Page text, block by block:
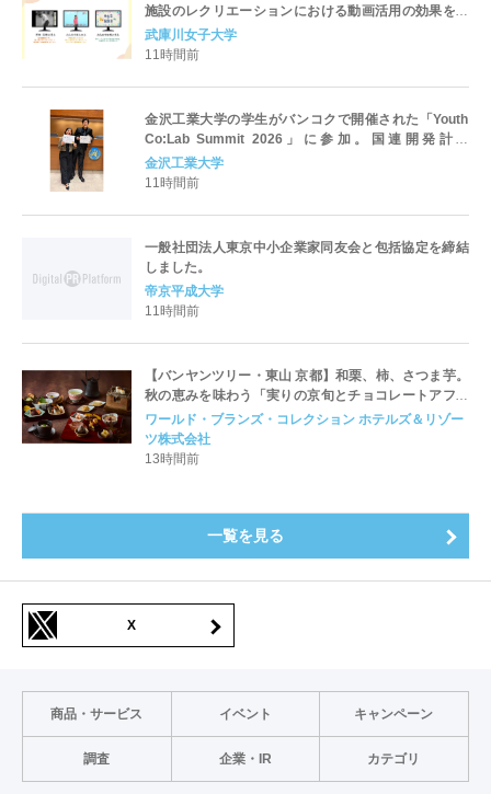
施設のレクリエーションにおける動画活用の効果を共
同研究へ
武庫川女子大学
11時間前
金沢工業大学の学生がバンコクで開催された「Youth
Co:Lab Summit 2026」に参加。国連開発計画
（UNDP）とCiti Foundation主催のイベントで
金沢工業大学
11時間前
一般社団法人東京中小企業家同友会と包括協定を締結
しました。
帝京平成大学
11時間前
【バンヤンツリー・東山 京都】和栗、柿、さつま芋。
秋の恵みを味わう「実りの京旬とチョコレートアフタ
ヌーンティー
ワールド・ブランズ・コレクション ホテルズ＆リゾー
ツ株式会社
13時間前
一覧を見る
X
商品・サービス イベント キャンペーン
調査 企業・IR カテゴリ